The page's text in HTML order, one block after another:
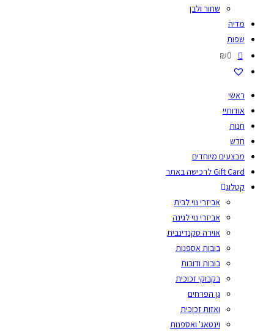
שחור ולבן
מדיה
שפות
₪0
ראשי
אודותיי
חנות
חדש
מבצעים מיוחדים
Gift Card לרכישה באתר
קטלוג
אביזרי נוי לבית
אביזרי נוי לגינה
אוירה סקנדינבית
בובות אספנות
בובות ודובות
בקבוקי זכוכית
גן הפרחים
ואזות זכוכית
וינטאג' ואספנות